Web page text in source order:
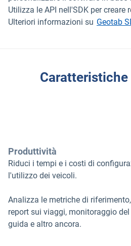
Utilizza le API nell'SDK per creare
Ulteriori informazioni su Geotab
Produttività
Riduci i tempi e i costi di
l'utilizzo dei veicoli.
Analizza le metriche di
report sui viaggi, monitoraggio
guida e altro ancora.